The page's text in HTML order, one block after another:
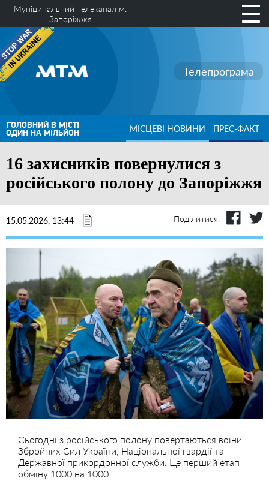
Муніципальний телеканал м.
Запоріжжя
Телепрограма
ГОЛОВНИЙ В МІСТІ
ОДИН НА МІЛЬЙОН МІСЦЕВІ НОВИНИ ПРЕС-ФАКТ
16 захисників повернулися з
російського полону до Запоріжжя
15.05.2026, 13:44 Поділитися:
Сьогодні з російського полону повертаються воїни
Збройних Сил України, Національної гвардії та
Державної прикордонної служби. Це перший етап
обміну 1000 на 1000.